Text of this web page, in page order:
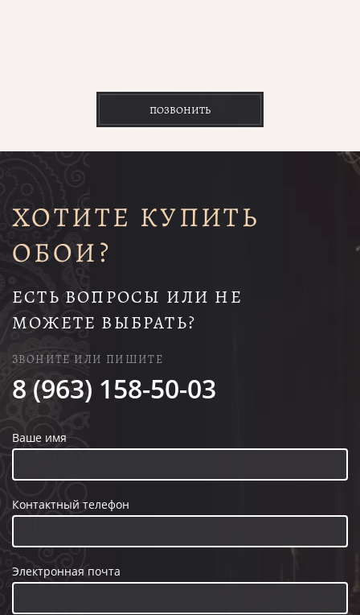
ПОЗВОНИТЬ
ХОТИТЕ КУПИТЬ
ОБОИ?
ЕСТЬ ВОПРОСЫ ИЛИ НЕ
МОЖЕТЕ ВЫБРАТЬ?
ЗВОНИТЕ ИЛИ ПИШИТЕ
8 (963) 158-50-03
Ваше имя
Контактный телефон
Электронная почта